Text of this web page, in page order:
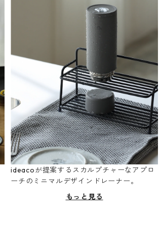
ideacoが提案するスカルプチャーなアプロ
ーチのミニマルデザインドレーナー。
もっと見る